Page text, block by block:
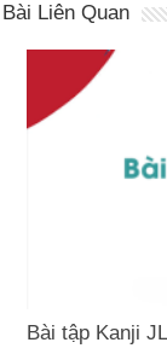
Bài Liên Quan
Bài tập Kanji